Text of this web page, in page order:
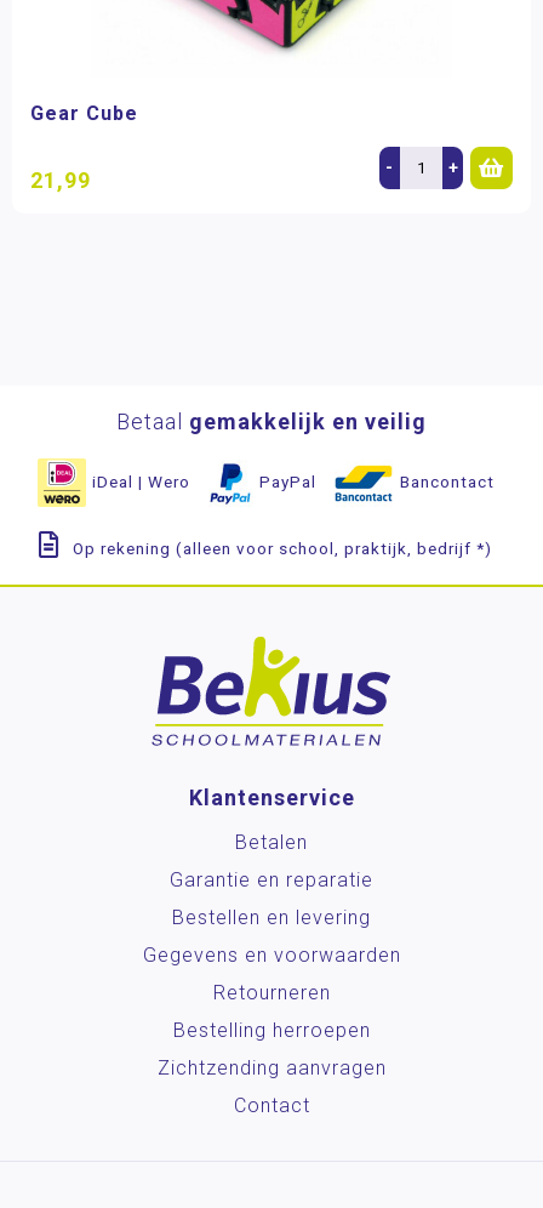
Gear Cube
21,99 - +
Betaal gemakkelijk en veilig
iDeal | Wero PayPal Bancontact
Op rekening (alleen voor school, praktijk, bedrijf *)
Klantenservice
Betalen
Garantie en reparatie
Bestellen en levering
Gegevens en voorwaarden
Retourneren
Bestelling herroepen
Zichtzending aanvragen
Contact